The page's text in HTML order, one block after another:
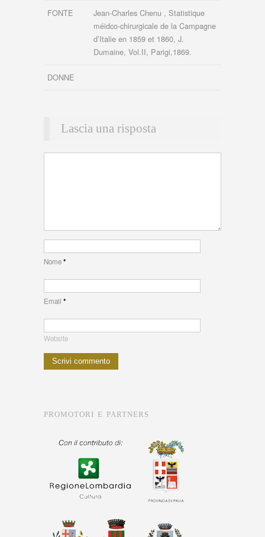
FONTE
Jean-Charles Chenu , Statistique
méidco-chirurgicale de la Campagne
d’Italie en 1859 et 1860, J.
Dumaine, Vol.II, Parigi,1869.
DONNE
Lascia una risposta
Nome*
Email *
Website
PROMOTORI E PARTNERS